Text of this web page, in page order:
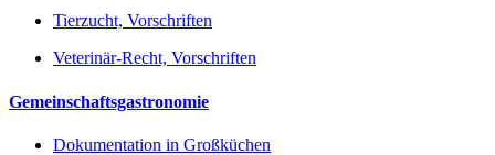
Tierzucht, Vorschriften
Veterinär-Recht, Vorschriften
Gemeinschaftsgastronomie
Dokumentation in Großküchen